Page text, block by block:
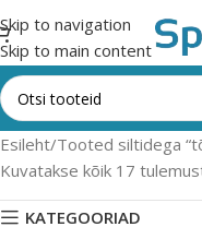
Skip to navigation
Skip to main content
Esileht Tooted siltidega
Kuvatakse kõik 17
KATEGOORIAD